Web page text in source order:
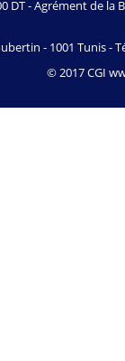
DT - Agrément de la
- 1001 Tunis -
© 2017 CGI